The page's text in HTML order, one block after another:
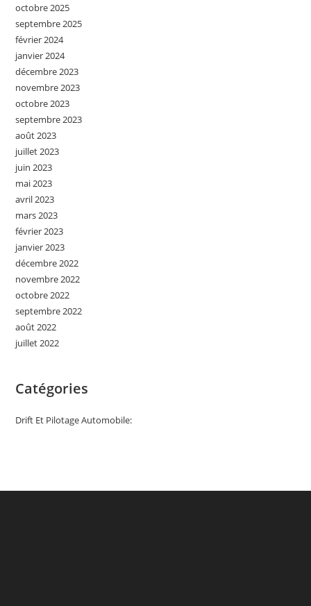
octobre 2025
septembre 2025
février 2024
janvier 2024
décembre 2023
novembre 2023
octobre 2023
septembre 2023
août 2023
juillet 2023
juin 2023
mai 2023
avril 2023
mars 2023
février 2023
janvier 2023
décembre 2022
novembre 2022
octobre 2022
septembre 2022
août 2022
juillet 2022
Catégories
Drift Et Pilotage Automobile: